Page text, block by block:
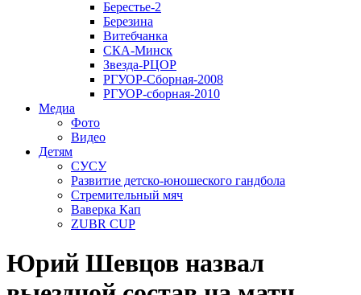
Берестье-2
Березина
Витебчанка
СКА-Минск
Звезда-РЦОР
РГУОР-Сборная-2008
РГУОР-сборная-2010
Медиа
Фото
Видео
Детям
СУСУ
Развитие детско-юношеского гандбола
Стремительный мяч
Ваверка Кап
ZUBR CUP
Юрий Шевцов назвал